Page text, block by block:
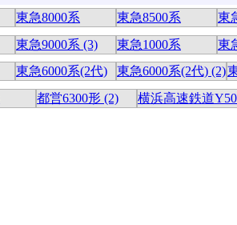
東急8000系 東急8500系 東
東急9000系 (3) 東急1000系 東
東急6000系(2代) 東急6000系(2代) (2)
都営6300形 (2) 横浜高速鉄道